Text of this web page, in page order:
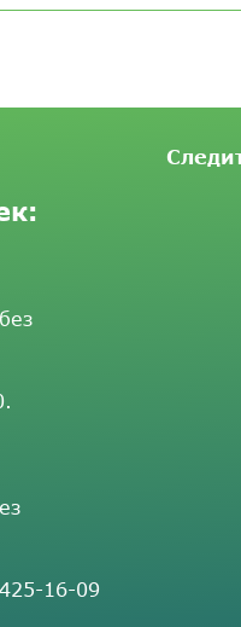
.
16-09